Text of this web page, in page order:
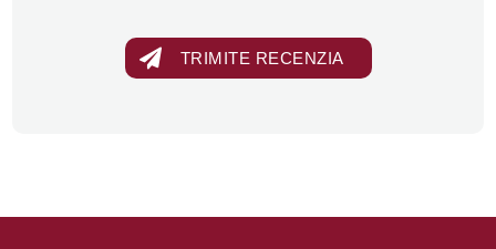
TRIMITE RECENZIA